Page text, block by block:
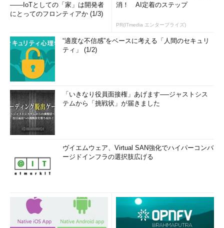
――IoTとしての「家」は開発者
にとってのフロンティアか (1/3)
消！ AI定着のステップ
PR(ITmedia エンタープライズ)
“適度な不信感”をベースに考える「人間のセキュリ
ティ」 (1/2)
「いきなり役員面接権」あげます──ジャストシス
テムから「挑戦状」が届きました
ヴイエムウェア、Virtual SAN強化でハイパーコンバ
ージドインフラの選択肢広げる